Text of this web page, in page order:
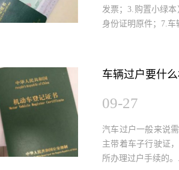
发票；3.购置小绿
身份证明原件；7.
车辆过户要什
09-27
汽车过户一般来说
主带着车子行驶证
所办理过户手续的